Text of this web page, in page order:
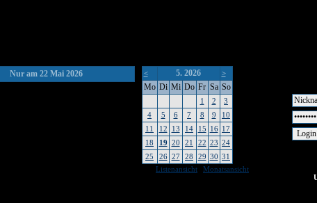
Nur am 22 Mai 2026 < 5. 2026 >
Mo Di Mi Do Fr Sa So
1 2
3
4
5 6 7 8 9
10
11
12 13 14 15 16 17
18
19 20 21 22 23 24
25
26 27 28 29 30 31
Listenansicht
Monatsansicht